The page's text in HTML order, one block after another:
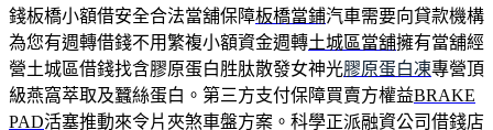
錢板橋小額借安全合法當舖保障板橋當鋪汽車需要向貸款機構
為您有週轉借錢不用繁複小額資金週轉土城區當舖擁有當舖經
營土城區借錢找含膠原蛋白胜肽散發女神光膠原蛋白凍專營頂
級燕窩萃取及蠶絲蛋白。第三方支付保障買賣方權益BRAKE
PAD活塞推動來令片夾煞車盤方案。科學正派融資公司借錢店